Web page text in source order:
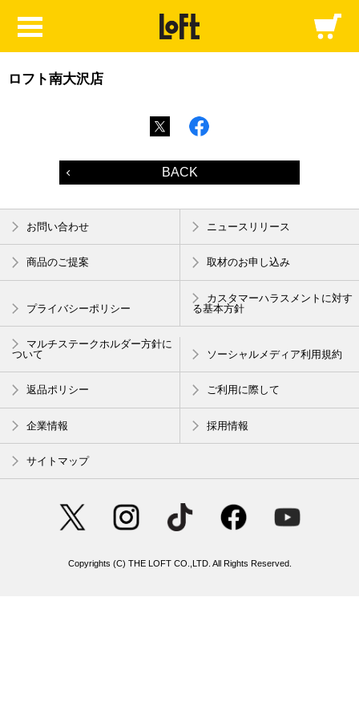
ロフト南大沢店
BACK
お問い合わせ ニュースリリース
商品のご提案 取材のお申し込み
プライバシーポリシー
カスタマーハラスメントに対す
る基本方針
マルチステークホルダー方針に
ついて
ソーシャルメディア利用規約
返品ポリシー ご利用に際して
企業情報 採用情報
サイトマップ
Copyrights (C) THE LOFT CO.,LTD. All Rights Reserved.